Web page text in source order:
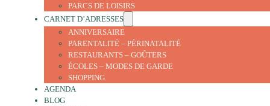
PARCS DE LOISIRS
CARNET D’ADRESSES
ANNIVERSAIRE
PARENTALITÉ – PÉRINATALITÉ
RESTAURANTS – GOÛTERS
ÉCOLES – MODES DE GARDE
SHOPPING
AGENDA
BLOG